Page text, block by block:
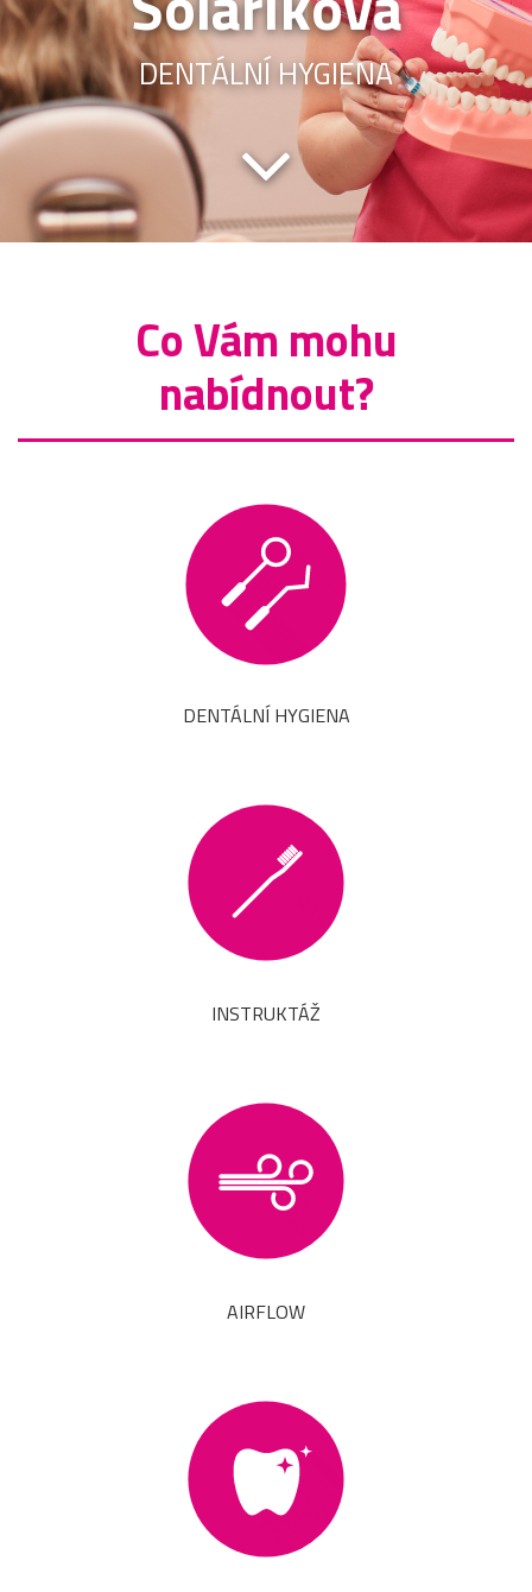
DENTÁLNÍ HYGIENA
Co Vám mohu
nabídnout?
DENTÁLNÍ HYGIENA
INSTRUKTÁŽ
AIRFLOW